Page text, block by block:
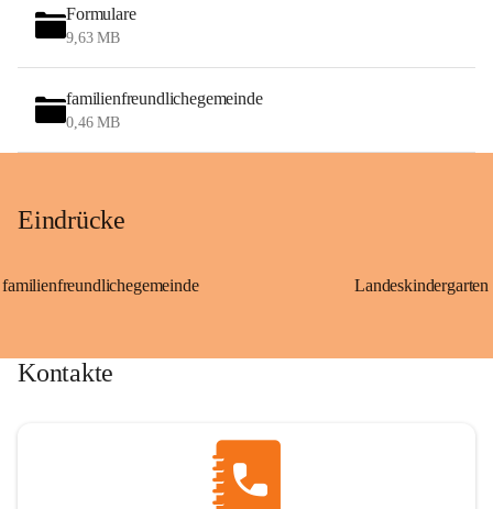
Formulare
9,63 MB
familienfreundlichegemeinde
0,46 MB
Eindrücke
familienfreundlichegemeinde
Kontakte